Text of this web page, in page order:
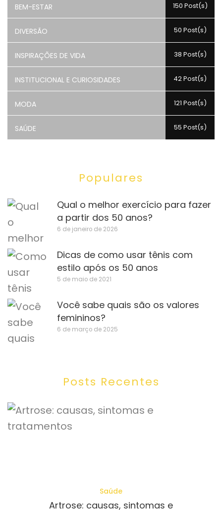
BEM-ESTAR 150 Post(s)
DIVERSÃO 50 Post(s)
INSPIRAÇÕES DE VIDA 38 Post(s)
INSTITUCIONAL E CURIOSIDADES 42 Post(s)
MODA 121 Post(s)
SAÚDE 55 Post(s)
Populares
Qual o melhor exercício para fazer
a partir dos 50 anos?
6 de janeiro de 2026
Dicas de como usar tênis com
estilo após os 50 anos
5 de maio de 2021
Você sabe quais são os valores
femininos?
6 de março de 2025
Posts Recentes
Saúde
Artrose: causas, sintomas e